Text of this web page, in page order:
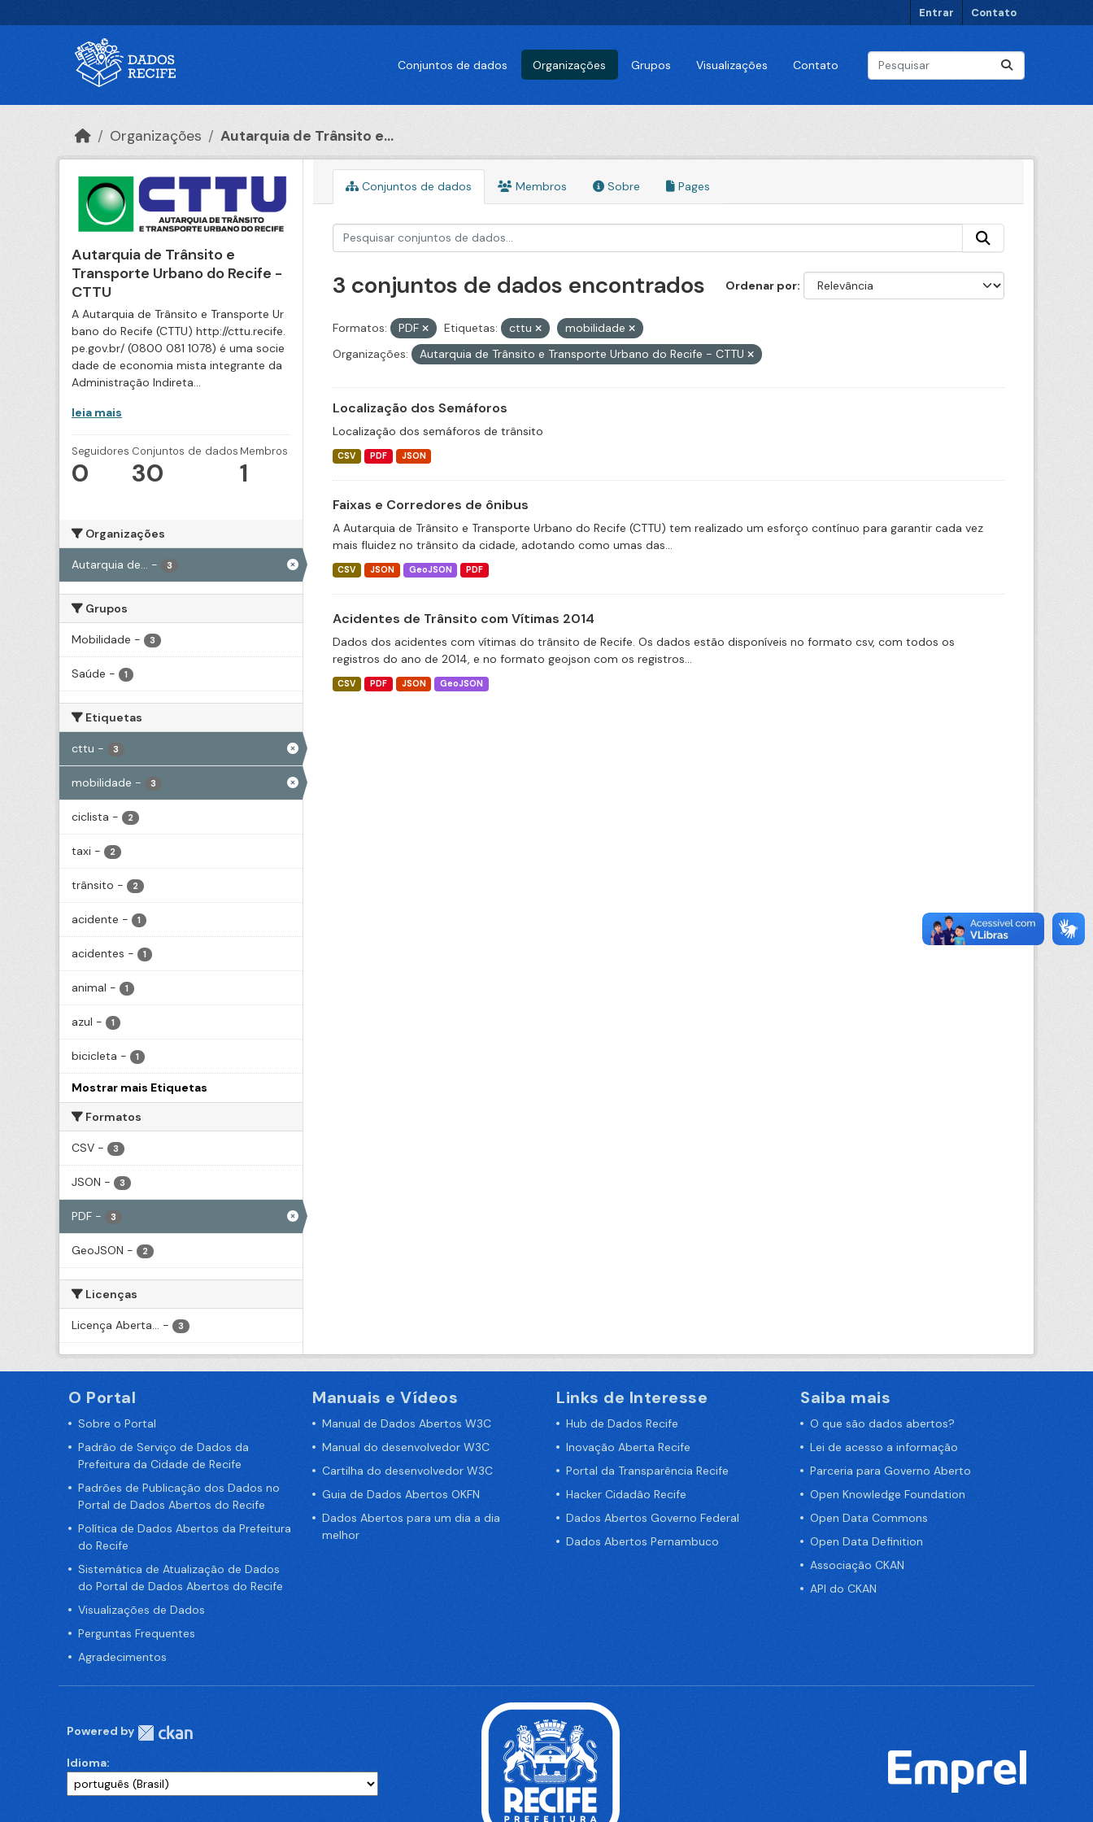
Entrar Contato
Conjuntos de dados Organizações Grupos Visualizações Contato
Organizações Autarquia de Trânsito e...
Autarquia de Trânsito e
Transporte Urbano do Recife -
CTTU
A Autarquia de Trânsito e Transporte Ur
bano do Recife (CTTU) http://cttu.recife.
pe.gov.br/ (0800 081 1078) é uma socie
dade de economia mista integrante da
Administração Indireta...
leia mais
Seguidores
0
Conjuntos de dados
30
Membros
1
Organizações
Autarquia de... - 3
Grupos
Mobilidade - 3
Saúde - 1
Etiquetas
cttu - 3
mobilidade - 3
ciclista - 2
taxi - 2
trânsito - 2
acidente - 1
acidentes - 1
animal - 1
azul - 1
bicicleta - 1
Mostrar mais Etiquetas
Formatos
CSV - 3
JSON - 3
PDF - 3
GeoJSON - 2
Licenças
Licença Aberta... - 3
Conjuntos de dados Membros Sobre Pages
Ordenar por
3 conjuntos de dados encontrados
Formatos: PDF Etiquetas: cttu
mobilidade
Organizações:
Autarquia de Trânsito e Transporte Urbano do Recife - CTTU
Localização dos Semáforos
Localização dos semáforos de trânsito
CSV PDF JSON
Faixas e Corredores de ônibus
A Autarquia de Trânsito e Transporte Urbano do Recife (CTTU) tem realizado um esforço contínuo para garantir cada vez
mais fluidez no trânsito da cidade, adotando como umas das...
CSV JSON GeoJSON PDF
Acidentes de Trânsito com Vítimas 2014
Dados dos acidentes com vítimas do trânsito de Recife. Os dados estão disponíveis no formato csv, com todos os
registros do ano de 2014, e no formato geojson com os registros...
CSV PDF JSON GeoJSON
O Portal
Sobre o Portal
Padrão de Serviço de Dados da
Prefeitura da Cidade de Recife
Padrões de Publicação dos Dados no
Portal de Dados Abertos do Recife
Política de Dados Abertos da Prefeitura
do Recife
Sistemática de Atualização de Dados
do Portal de Dados Abertos do Recife
Visualizações de Dados
Perguntas Frequentes
Agradecimentos
Manuais e Vídeos
Manual de Dados Abertos W3C
Manual do desenvolvedor W3C
Cartilha do desenvolvedor W3C
Guia de Dados Abertos OKFN
Dados Abertos para um dia a dia
melhor
Links de Interesse
Hub de Dados Recife
Inovação Aberta Recife
Portal da Transparência Recife
Hacker Cidadão Recife
Dados Abertos Governo Federal
Dados Abertos Pernambuco
Saiba mais
O que são dados abertos?
Lei de acesso a informação
Parceria para Governo Aberto
Open Knowledge Foundation
Open Data Commons
Open Data Definition
Associação CKAN
API do CKAN
Powered by
Idioma